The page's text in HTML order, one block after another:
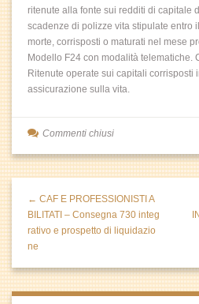
ritenute alla fonte sui redditi di capitale
scadenze di polizze vita stipulate entro
morte, corrisposti o maturati nel mese
Modello F24 con modalità telematiche.
Ritenute operate sui capitali corrisposti
assicurazione sulla vita.
Commenti chiusi
← CAF E PROFESSIONISTI A
BILITATI – Consegna 730 integ
rativo e prospetto di liquidazio
ne